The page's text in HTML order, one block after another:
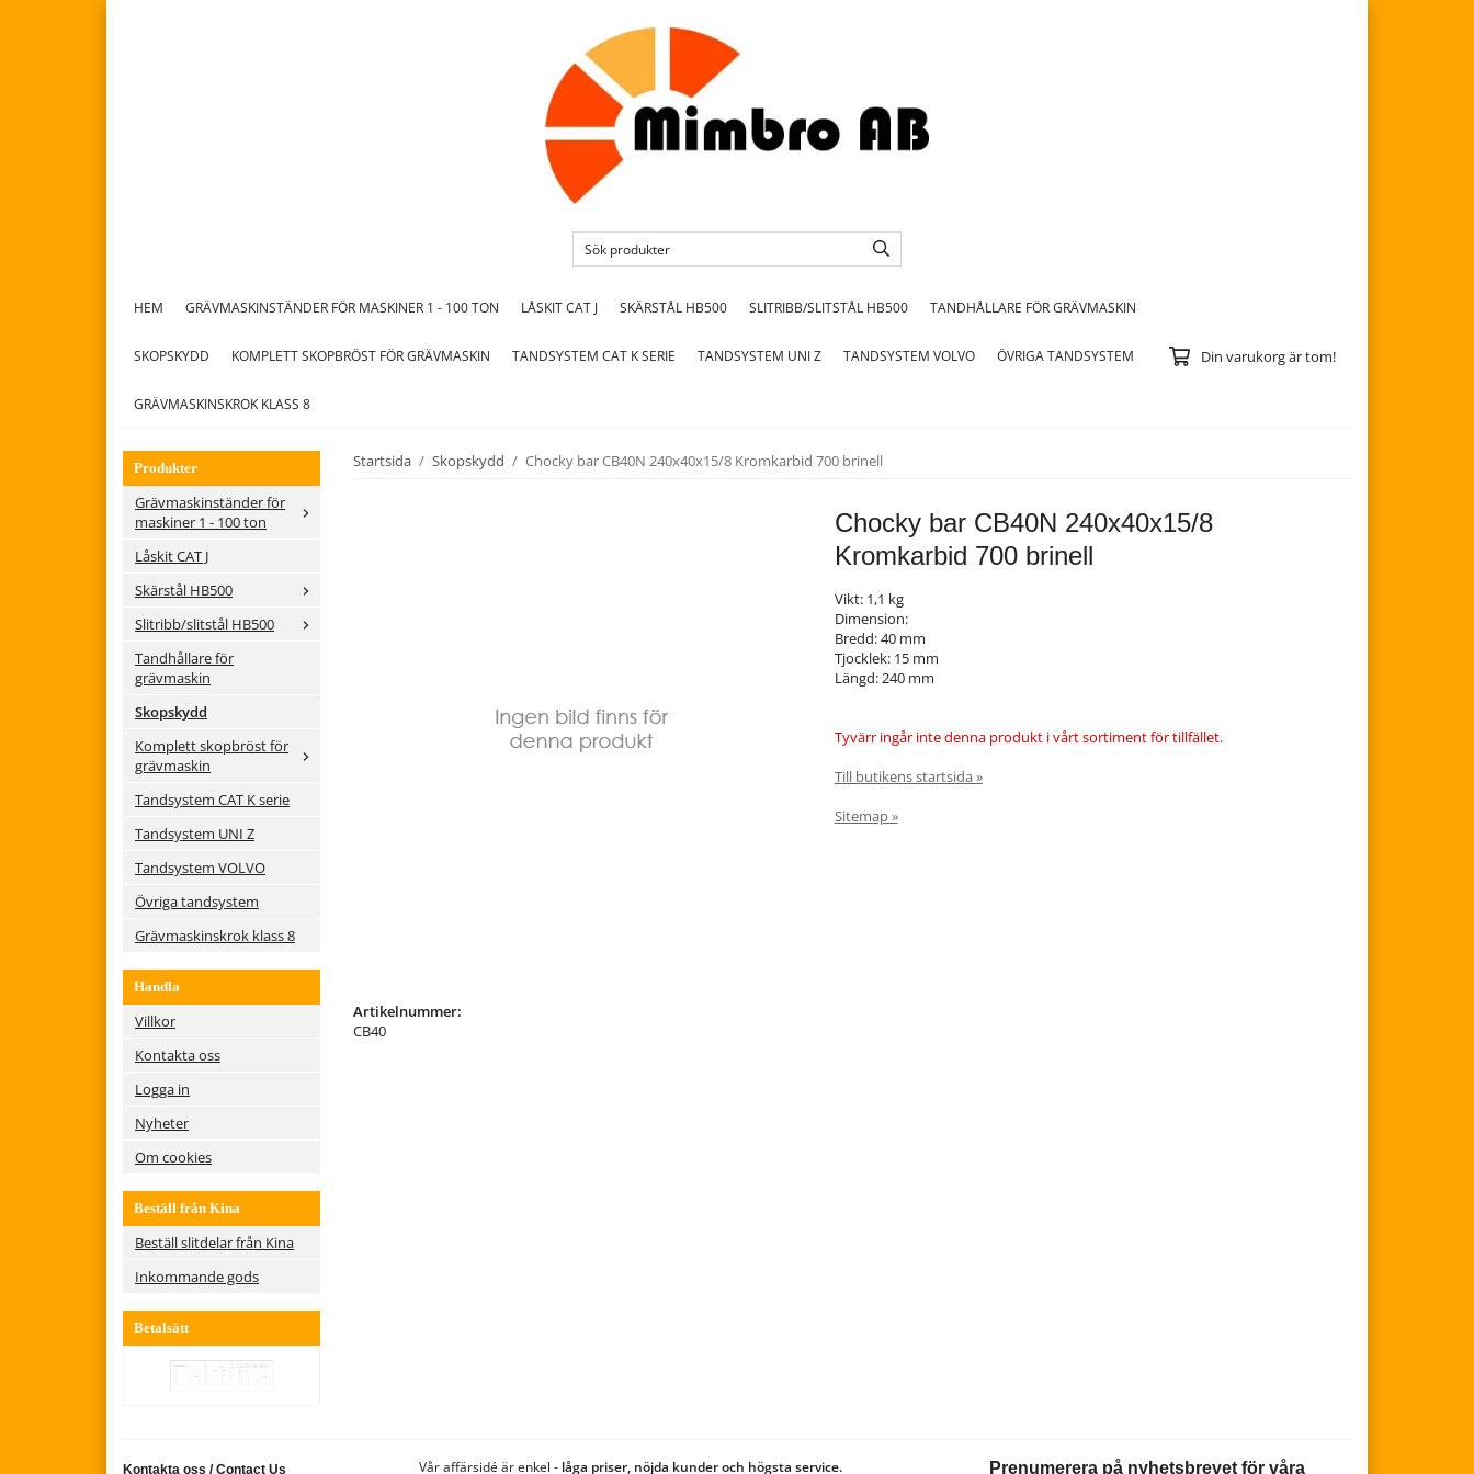
HEM GRÄVMASKINSTÄNDER FÖR MASKINER 1 - 100 TON LÅSKIT CAT J SKÄRSTÅL HB500 SLITRIBB/SLITSTÅL HB500 TANDHÅLLARE FÖR GRÄVMASKIN
SKOPSKYDD KOMPLETT SKOPBRÖST FÖR GRÄVMASKIN TANDSYSTEM CAT K SERIE TANDSYSTEM UNI Z TANDSYSTEM VOLVO ÖVRIGA TANDSYSTEM
GRÄVMASKINSKROK KLASS 8
Din varukorg är tom!
Produkter
Grävmaskinständer för
maskiner 1 - 100 ton
Låskit CAT J
Skärstål HB500
Slitribb/slitstål HB500
Tandhållare för
grävmaskin
Skopskydd
Komplett skopbröst för
grävmaskin
Tandsystem CAT K serie
Tandsystem UNI Z
Tandsystem VOLVO
Övriga tandsystem
Grävmaskinskrok klass 8
Handla
Villkor
Kontakta oss
Logga in
Nyheter
Om cookies
Beställ från Kina
Beställ slitdelar från Kina
Inkommande gods
Betalsätt
Startsida / Skopskydd / Chocky bar CB40N 240x40x15/8 Kromkarbid 700 brinell
Chocky bar CB40N 240x40x15/8
Kromkarbid 700 brinell
Vikt: 1,1 kg
Dimension:
Bredd: 40 mm
Tjocklek: 15 mm
Längd: 240 mm
Tyvärr ingår inte denna produkt i vårt sortiment för tillfället.
Till butikens startsida »
Sitemap »
Artikelnummer:
CB40
Kontakta oss /Contact Us Vår affärsidé är enkel - låga priser, nöjda kunder och högsta service. Prenumerera på nyhetsbrevet för våra